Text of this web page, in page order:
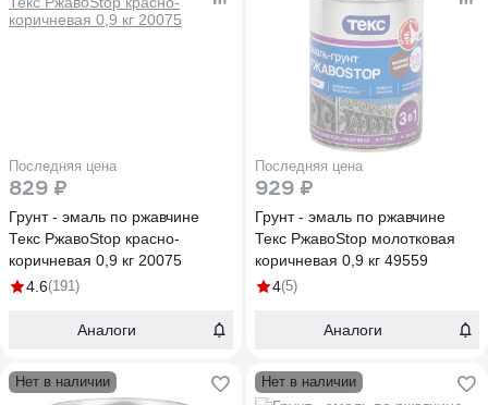
Последняя цена
829 ₽
Грунт - эмаль по ржавчине
Текс РжавоStop красно-
коричневая 0,9 кг 20075
4.6(191)
Аналоги
Последняя цена
929 ₽
Грунт - эмаль по ржавчине
Текс РжавоStop молотковая
коричневая 0,9 кг 49559
4(5)
Аналоги
Нет в наличии Нет в наличии